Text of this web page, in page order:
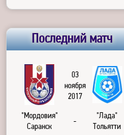
Последний матч
03
ноября
2017
"Мордовия"
Саранск
-
"Лада"
Тольятти